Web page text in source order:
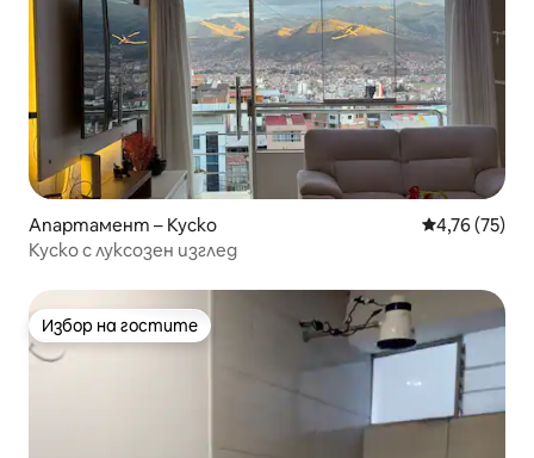
Апартамент – Куско Средна
4,76 (75)
Куско с луксозен изглед
Избор на гостите
Избор на гостите